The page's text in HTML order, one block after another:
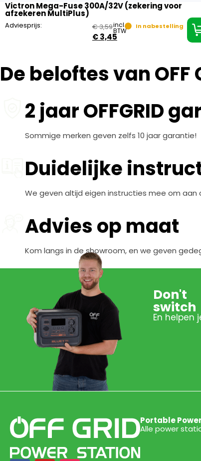
Victron Mega-Fuse 300A/32V (zekering voor
afzekeren MultiPlus)
Adviesprijs: €3,59
€3,45
incl.
BTW
In nabestelling
De beloftes van
2 jaar OFFGRID
Sommige merken geven zelfs 10 jaar garantie!
Duidelijke
We geven altijd eigen instructies mee om aan
Advies op maat
Kom langs in de showroom, en we geven
Don't
switch
En helpen
Portable
Alle power